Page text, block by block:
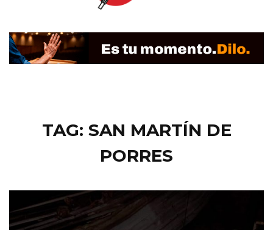
TAG: SAN MARTÍN DE
PORRES